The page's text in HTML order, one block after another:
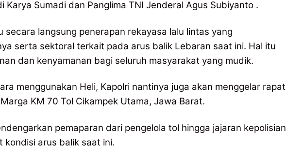
Karya Sumadi dan Panglima TNI Jenderal Agus Subiyanto .
secara langsung penerapan rekayasa lalu lintas yang
serta sektoral terkait pada arus balik Lebaran saat ini. Hal itu
dan kenyamanan bagi seluruh masyarakat yang mudik.
menggunakan Heli, Kapolri nantinya juga akan menggelar rapat
KM 70 Tol Cikampek Utama, Jawa Barat.
pemaparan dari pengelola tol hingga jajaran kepolisian
arus balik saat ini.